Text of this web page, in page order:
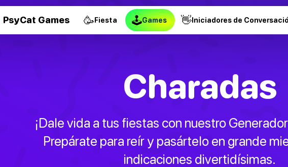
PsyCat Games 🥳Fiesta 🕹Games 👋Iniciadores de
Charadas
¡Dale vida a tus fiestas con nuestro
Prepárate para reír y pasártelo en grande
indicaciones divertidísimas.